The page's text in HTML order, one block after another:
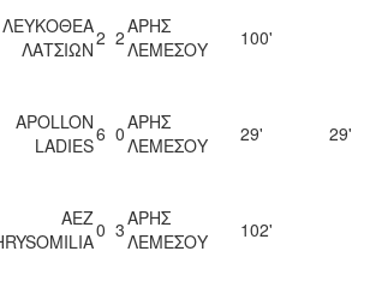
ΛΕΥΚΟΘΕΑ
ΛΑΤΣΙΩΝ2 2ΑΡΗΣ
ΛΕΜΕΣΟΥ
100'
APOLLON
LADIES6 0ΑΡΗΣ
ΛΕΜΕΣΟΥ
29' 29'
AEZ0 3ΑΡΗΣ
ΛΕΜΕΣΟΥ
102'